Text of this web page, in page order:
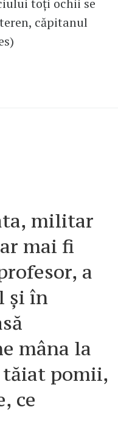
căpitanul
militar
mai fi
a
și în
mâna la
tăiat pomii,
ce